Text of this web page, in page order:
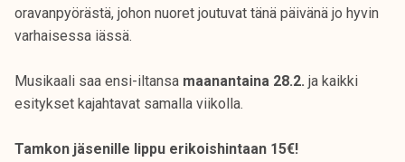
oravanpyörästä, johon nuoret joutuvat tänä päivänä jo hyvin
varhaisessa iässä.
Musikaali saa ensi-iltansa maanantaina 28.2. ja kaikki
esitykset kajahtavat samalla viikolla.
Tamkon jäsenille lippu erikoishintaan 15€!